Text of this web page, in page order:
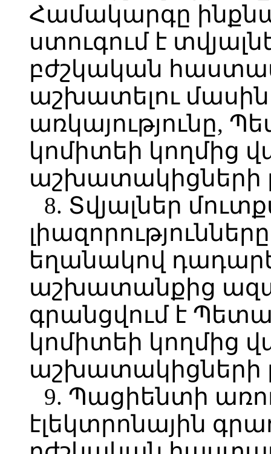
Համակարգը
ստուգում է
բժշկական
աշխատելու
առկայությունը,
կոմիտեի կողմից
աշխատակիցների
8. Տվյալներ
եղանակով
աշխատանքից
գրանցվում է
կոմիտեի կողմից
աշխատակիցների
9. Պացիենտի
էլեկտրոնային